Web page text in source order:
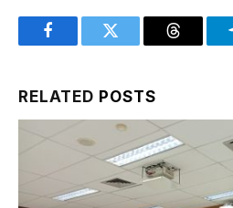
FacebookTwitter Threads
RELATED POSTS